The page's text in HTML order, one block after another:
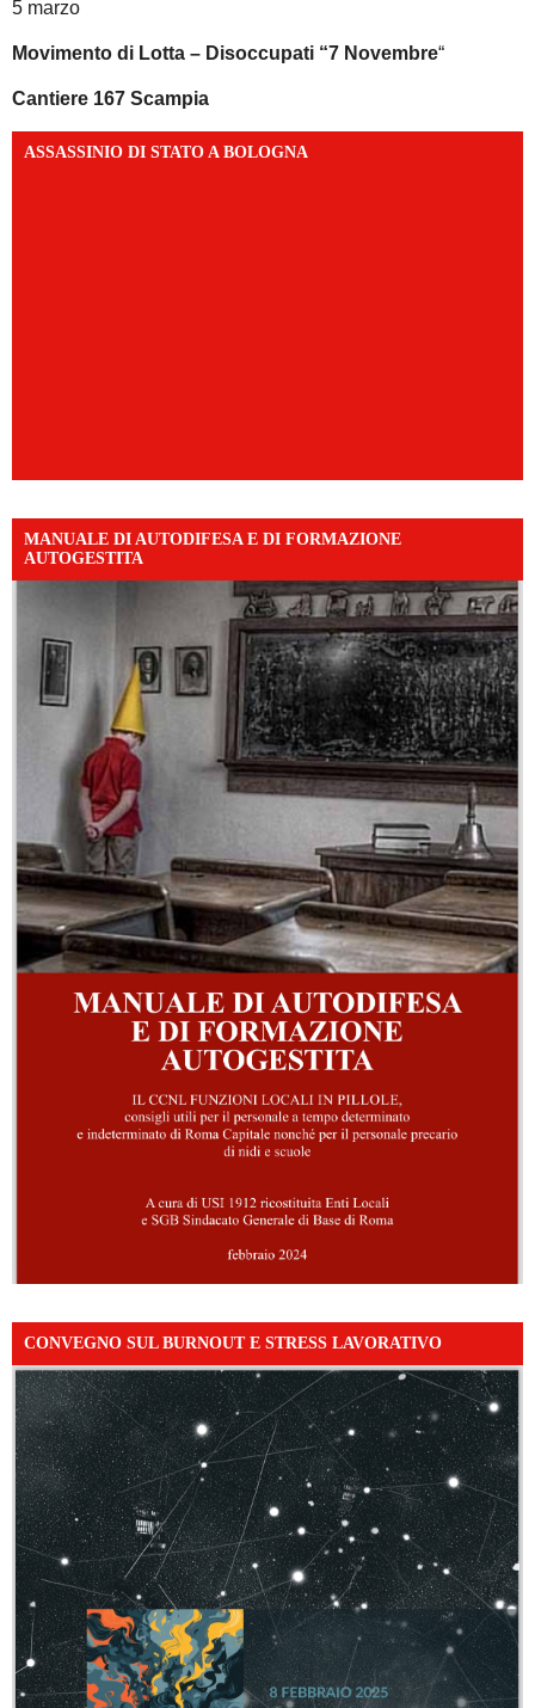
5 marzo
Movimento di Lotta – Disoccupati “7 Novembre“
Cantiere 167 Scampia
ASSASSINIO DI STATO A BOLOGNA
MANUALE DI AUTODIFESA E DI FORMAZIONE
AUTOGESTITA
CONVEGNO SUL BURNOUT E STRESS LAVORATIVO